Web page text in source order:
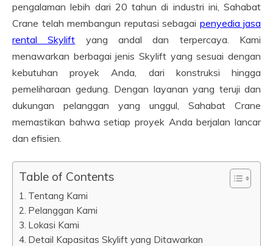
pengalaman lebih dari 20 tahun di industri ini, Sahabat
Crane telah membangun reputasi sebagai penyedia jasa
rental Skylift yang andal dan terpercaya. Kami
menawarkan berbagai jenis Skylift yang sesuai dengan
kebutuhan proyek Anda, dari konstruksi hingga
pemeliharaan gedung. Dengan layanan yang teruji dan
dukungan pelanggan yang unggul, Sahabat Crane
memastikan bahwa setiap proyek Anda berjalan lancar
dan efisien.
Table of Contents
Tentang Kami
Pelanggan Kami
Lokasi Kami
Detail Kapasitas Skylift yang Ditawarkan